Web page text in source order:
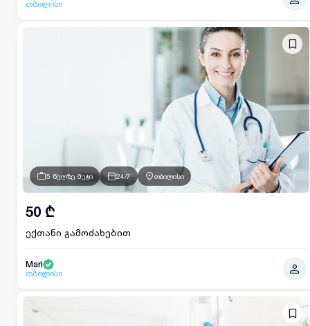
თბილისი
5 წელზე მეტი 24/7 თბილისი
ექთანი გამოძახებით
50 ₾
Mari
თბილისი